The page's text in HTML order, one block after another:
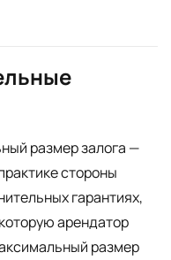
размер залога —
стороны
гарантиях,
арендатор
размер